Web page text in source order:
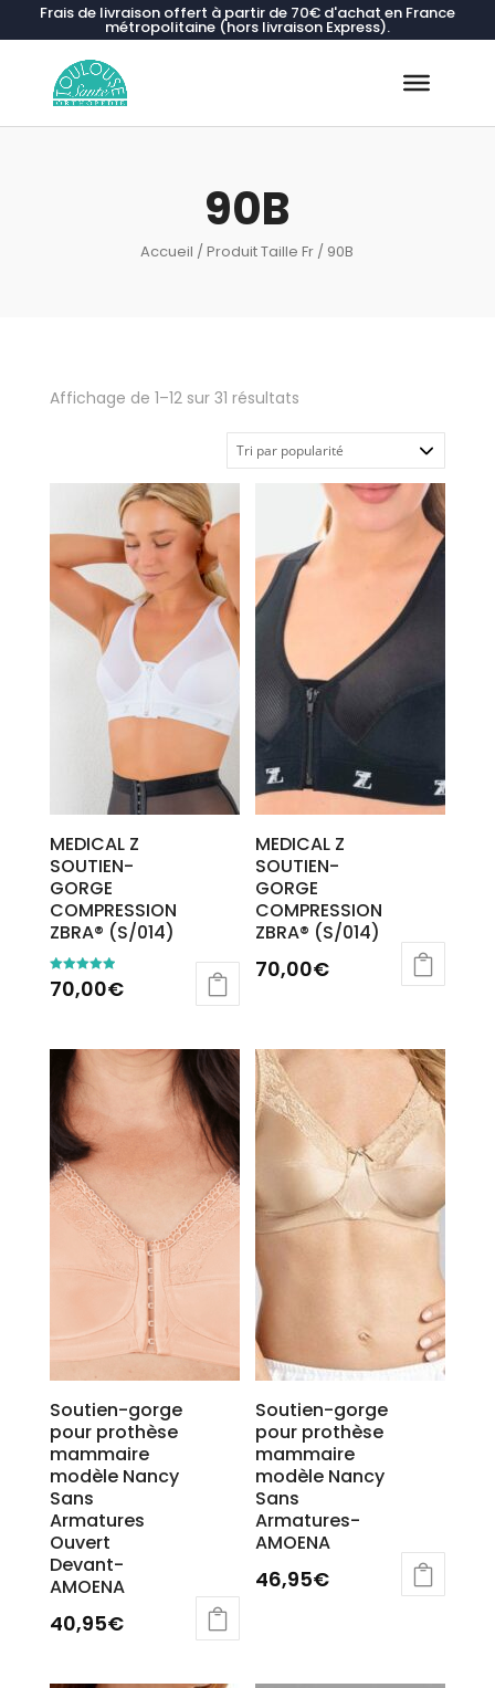
Frais de livraison offert à partir de 70€ d'achat en France
métropolitaine (hors livraison Express).
90B
Accueil / Produit Taille Fr / 90B
Affichage de 1–12 sur 31 résultatsTrié
popularité
MEDICAL Z
SOUTIEN-
GORGE
COMPRESSION
ZBRA® (S/014)
Note
5.00
70,00€
MEDICAL Z
SOUTIEN-
GORGE
COMPRESSION
ZBRA® (S/014)
70,00€
Soutien-gorge
pour prothèse
mammaire
modèle Nancy
Sans
Armatures
Ouvert
Devant-
AMOENA
40,95€
Soutien-gorge
pour prothèse
mammaire
modèle Nancy
Sans
Armatures-
AMOENA
46,95€